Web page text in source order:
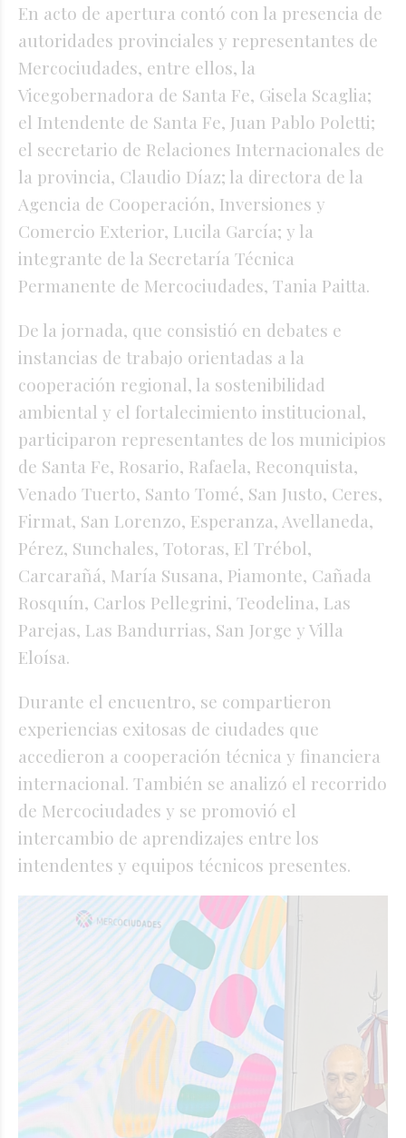
En acto de apertura contó con la presencia de
autoridades provinciales y representantes de
Mercociudades, entre ellos, la
Vicegobernadora de Santa Fe, Gisela Scaglia;
el Intendente de Santa Fe, Juan Pablo Poletti;
el secretario de Relaciones Internacionales de
la provincia, Claudio Díaz; la directora de la
Agencia de Cooperación, Inversiones y
Comercio Exterior, Lucila García; y la
integrante de la Secretaría Técnica
Permanente de Mercociudades, Tania Paitta.
De la jornada, que consistió en debates e
instancias de trabajo orientadas a la
cooperación regional, la sostenibilidad
ambiental y el fortalecimiento institucional,
participaron representantes de los municipios
de Santa Fe, Rosario, Rafaela, Reconquista,
Venado Tuerto, Santo Tomé, San Justo, Ceres,
Firmat, San Lorenzo, Esperanza, Avellaneda,
Pérez, Sunchales, Totoras, El Trébol,
Carcarañá, María Susana, Piamonte, Cañada
Rosquín, Carlos Pellegrini, Teodelina, Las
Parejas, Las Bandurrias, San Jorge y Villa
Eloísa.
Durante el encuentro, se compartieron
experiencias exitosas de ciudades que
accedieron a cooperación técnica y financiera
internacional. También se analizó el recorrido
de Mercociudades y se promovió el
intercambio de aprendizajes entre los
intendentes y equipos técnicos presentes.